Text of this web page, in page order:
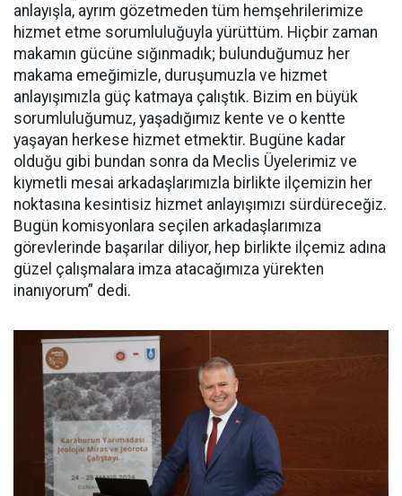
anlayışla, ayrım gözetmeden tüm hemşehrilerimize
hizmet etme sorumluluğuyla yürüttüm. Hiçbir zaman
makamın gücüne sığınmadık; bulunduğumuz her
makama emeğimizle, duruşumuzla ve hizmet
anlayışımızla güç katmaya çalıştık. Bizim en büyük
sorumluluğumuz, yaşadığımız kente ve o kentte
yaşayan herkese hizmet etmektir. Bugüne kadar
olduğu gibi bundan sonra da Meclis Üyelerimiz ve
kıymetli mesai arkadaşlarımızla birlikte ilçemizin her
noktasına kesintisiz hizmet anlayışımızı sürdüreceğiz.
Bugün komisyonlara seçilen arkadaşlarımıza
görevlerinde başarılar diliyor, hep birlikte ilçemiz adına
güzel çalışmalara imza atacağımıza yürekten
inanıyorum” dedi.